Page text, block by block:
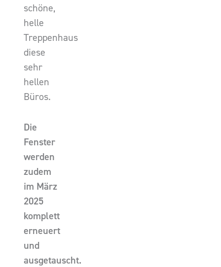
schöne,
helle
Treppenhaus
diese
sehr
hellen
Büros.
Die
Fenster
werden
zudem
im März
2025
komplett
erneuert
und
ausgetauscht.